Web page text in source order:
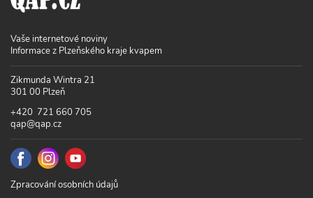
Vaše internetové noviny
Informace z Plzeňského kraje kvapem
Zikmunda Wintra 21
301 00 Plzeň
+420 721 660 705
qap@qap.cz
Zpracování osobních údajů